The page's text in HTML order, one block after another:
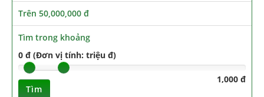
Trên 50,000,000 đ
Tìm trong khoảng
0 đ (Đơn vị tính: triệu đ)
1,000 đ
Tìm